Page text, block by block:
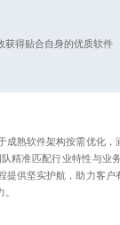
获得贴合自身的优质软件
成熟软件架构按需优化
精准匹配行业特性与业
提供坚实护航，助力客